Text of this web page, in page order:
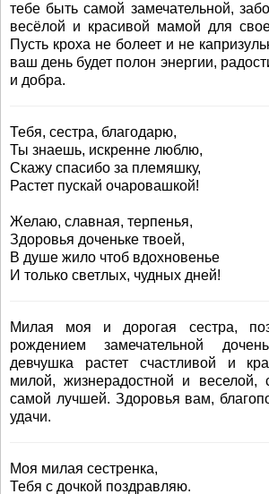
тебе быть самой замечательной,
весёлой и красивой мамой для
Пусть кроха не болеет и не
ваш день будет полон энергии,
и добра.
Тебя, сестра, благодарю,
Ты знаешь, искренне люблю,
Скажу спасибо за племяшку,
Растет пускай очаровашкой!
Желаю, славная, терпенья,
Здоровья доченьке твоей,
В душе жило чтоб вдохновенье
И только светлых, чудных дней!
Милая моя и дорогая сестра,
рождением замечательной
девчушка растет счастливой и
милой, жизнерадостной и
самой лучшей. Здоровья вам,
удачи.
Моя милая сестренка,
Тебя с дочкой поздравляю.